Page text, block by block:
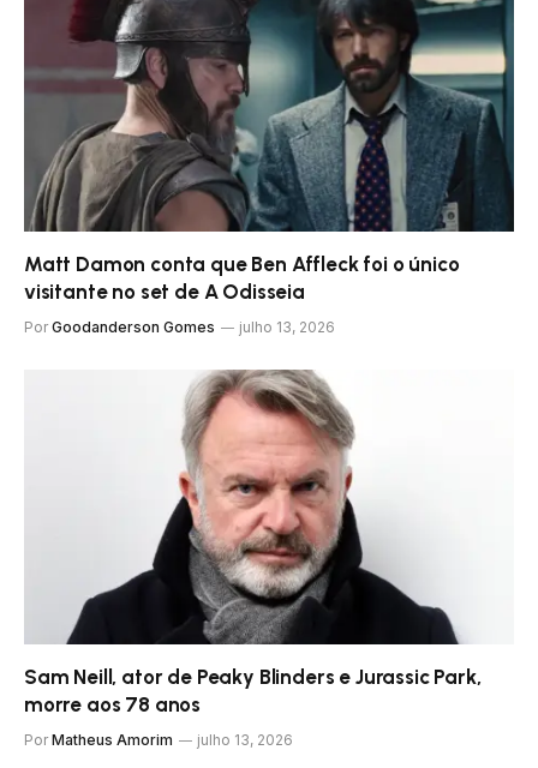
Matt Damon conta que Ben Affleck foi o único
visitante no set de A Odisseia
Por Goodanderson Gomes julho 13, 2026
Sam Neill, ator de Peaky Blinders e Jurassic Park,
morre aos 78 anos
Por Matheus Amorim julho 13, 2026